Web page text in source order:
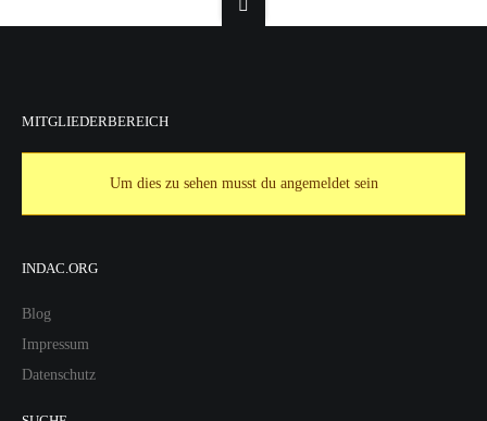
MITGLIEDERBEREICH
Um dies zu sehen musst du angemeldet sein
INDAC.ORG
Blog
Impressum
Datenschutz